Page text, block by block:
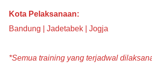
Kota Pelaksanaan:
Bandung | Jadetabek | Jogja
*Semua training yang terjadwal